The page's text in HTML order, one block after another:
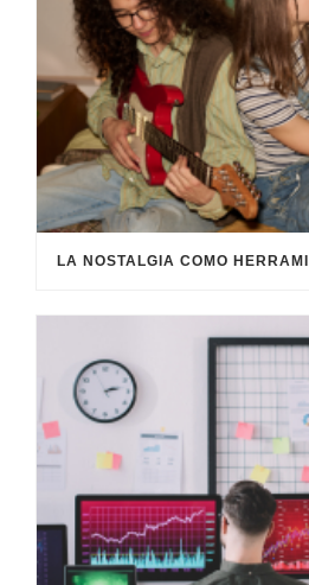
LA NOSTALGIA COMO